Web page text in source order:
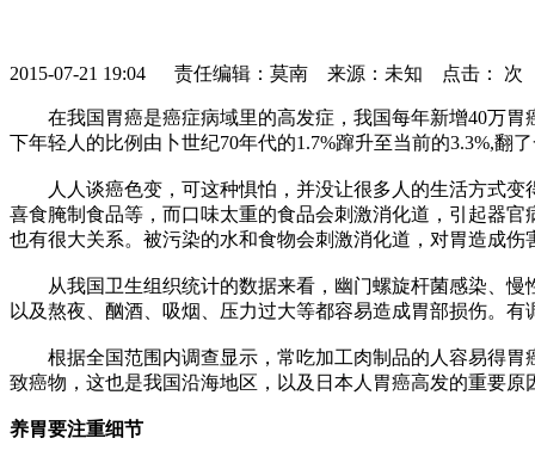
2015-07-21 19:04 责任编辑：莫南 来源：未知 点击： 次
在我国胃癌是癌症病域里的高发症，我国每年新增40万胃
下年轻人的比例由卜世纪70年代的1.7%蹿升至当前的3.3%,翻
人人谈癌色变，可这种惧怕，并没让很多人的生活方式变
喜食腌制食品等，而口味太重的食品会刺激消化道，引起器
也有很大关系。被污染的水和食物会刺激消化道，对胃造成
从我国卫生组织统计的数据来看，幽门螺旋杆菌感染、慢
以及熬夜、酗酒、吸烟、压力过大等都容易造成胃部损伤。
根据全国范围内调查显示，常吃加工肉制品的人容易得胃
致癌物，这也是我国沿海地区，以及日本人胃癌高发的重要
养胃要注重细节